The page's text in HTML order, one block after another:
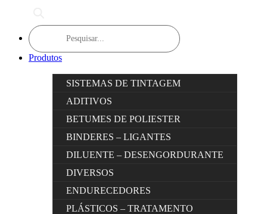
Products
search
Produtos
SISTEMAS DE TINTAGEM
ADITIVOS
BETUMES DE POLIESTER
BINDERES – LIGANTES
DILUENTE – DESENGORDURANTE
DIVERSOS
ENDURECEDORES
PLÁSTICOS – TRATAMENTO